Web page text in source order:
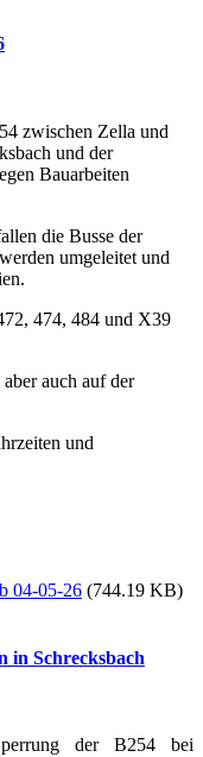
zwischen Zella und
und der
Bauarbeiten
die Busse der
umgeleitet und
474, 484 und X39
auch auf der
und
04-05-26 (744.19 KB)
in Schrecksbach
der B254 bei